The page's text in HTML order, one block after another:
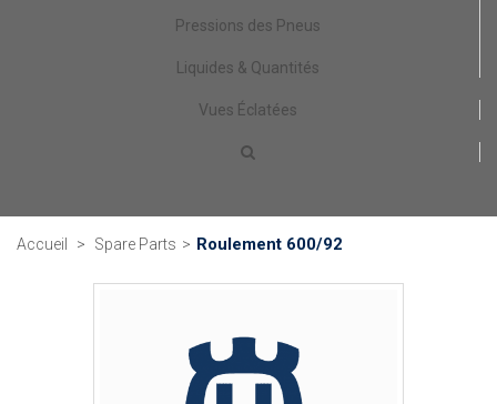
Pressions des Pneus
Liquides & Quantités
Vues Éclatées
Accueil > Spare Parts > Roulement 600/92